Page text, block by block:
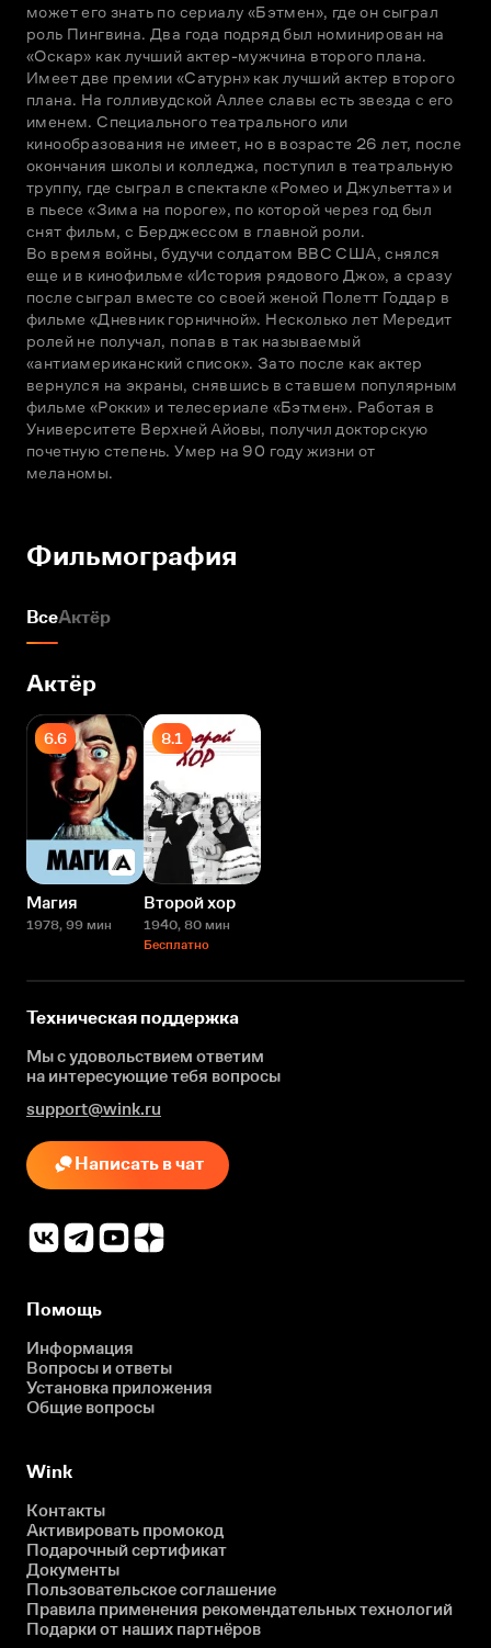
может его знать по сериалу «Бэтмен», где он сыграл
роль Пингвина. Два года подряд был номинирован на
«Оскар» как лучший актер-мужчина второго плана.
Имеет две премии «Сатурн» как лучший актер второго
плана. На голливудской Аллее славы есть звезда с его
именем. Специального театрального или
кинообразования не имеет, но в возрасте 26 лет, после
окончания школы и колледжа, поступил в театральную
труппу, где сыграл в спектакле «Ромео и Джульетта» и
в пьесе «Зима на пороге», по которой через год был
снят фильм, с Берджессом в главной роли.
Во время войны, будучи солдатом ВВС США, снялся
еще и в кинофильме «История рядового Джо», а сразу
после сыграл вместе со своей женой Полетт Годдар в
фильме «Дневник горничной». Несколько лет Мередит
ролей не получал, попав в так называемый
«антиамериканский список». Зато после как актер
вернулся на экраны, снявшись в ставшем популярным
фильме «Рокки» и телесериале «Бэтмен». Работая в
Университете Верхней Айовы, получил докторскую
почетную степень. Умер на 90 году жизни от
меланомы.
Фильмография
ВсеАктёр
Актёр
6.6
Магия
1978, 99 мин
8.1
Второй хор
1940, 80 мин
Бесплатно
Техническая поддержка
Мы с удовольствием ответим
на интересующиетебя вопросы
support@wink.ru
Написать в чат
Помощь
Информация
Вопросы и ответы
Установка приложения
Общие вопросы
Wink
Контакты
Активировать промокод
Подарочный сертификат
Документы
Пользовательское соглашение
Правила применения рекомендательных технологий
Подарки от наших партнёров